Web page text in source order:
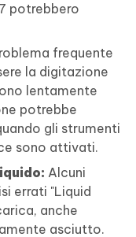
potrebbero
frequente
la digitazione
lentamente
potrebbe
gli strumenti
sono attivati.
Alcuni
errati "Liquid
anche
asciutto.